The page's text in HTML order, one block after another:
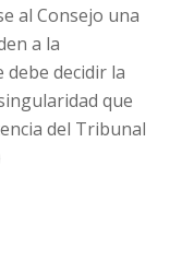
al Consejo una
a la
decidir la
que
del Tribunal